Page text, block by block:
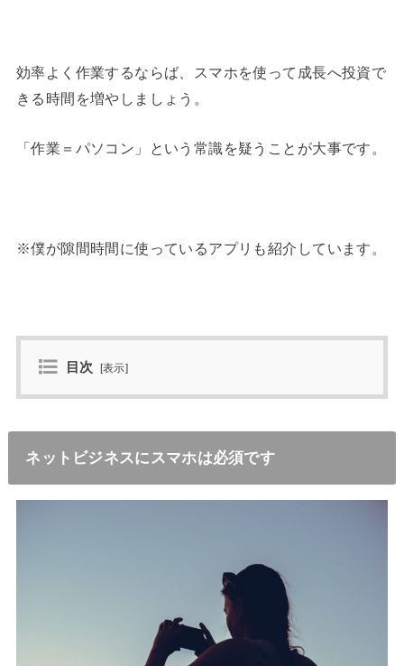
効率よく作業するならば、スマホを使って成長へ投資で
きる時間を増やしましょう。
「作業＝パソコン」という常識を疑うことが大事です。
※僕が隙間時間に使っているアプリも紹介しています。
目次 [表示]
ネットビジネスにスマホは必須です